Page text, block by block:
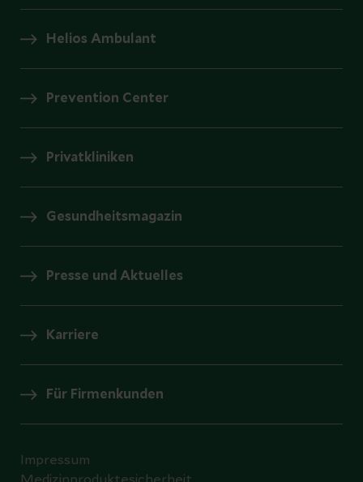
Helios Ambulant
Prevention Center
Privatkliniken
Gesundheitsmagazin
Presse und Aktuelles
Karriere
Für Firmenkunden
Impressum